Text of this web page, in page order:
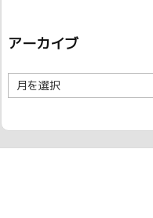
アーカイブ
ア
ー
イ
ブ